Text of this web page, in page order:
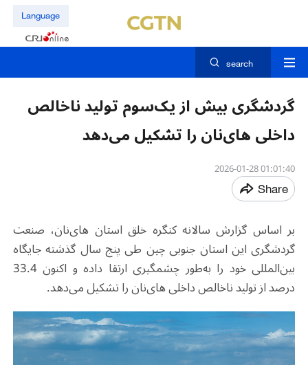
Language
search
گردشگری بیش از یک‌سوم تولید ناخالص
داخلی های‌نان را تشکیل می‌دهد
01:01:40 2026-01-28
Share
بر اساس گزارش سالانه کنگره خلق استان های‌نان، صنعت
گردشگری این استان جنوبی چین طی پنج سال گذشته جایگاه
بین‌المللی خود را به‌طور چشمگیری ارتقا داده و اکنون 33.4
درصد از تولید ناخالص داخلی های‌نان را تشکیل می‌دهد.